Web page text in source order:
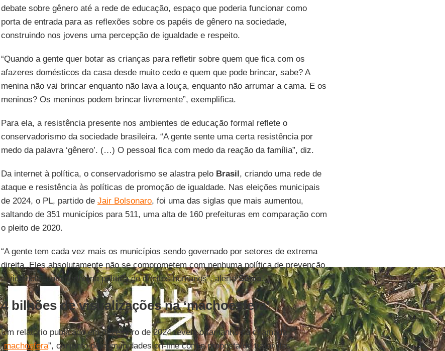
debate sobre gênero até a rede de educação, espaço que poderia funcionar como
porta de entrada para as reflexões sobre os papéis de gênero na sociedade,
construindo nos jovens uma percepção de igualdade e respeito.
“Quando a gente quer botar as crianças para refletir sobre quem que fica com os
afazeres domésticos da casa desde muito cedo e quem que pode brincar, sabe? A
menina não vai brincar enquanto não lava a louça, enquanto não arrumar a cama. E os
meninos? Os meninos podem brincar livremente”, exemplifica.
Para ela, a resistência presente nos ambientes de educação formal reflete o
conservadorismo da sociedade brasileira. “A gente sente uma certa resistência por
medo da palavra ‘gênero’. (…) O pessoal fica com medo da reação da família”, diz.
Da internet à política, o conservadorismo se alastra pelo Brasil, criando uma rede de
ataque e resistência às políticas de promoção de igualdade. Nas eleições municipais
de 2024, o PL, partido de Jair Bolsonaro, foi uma das siglas que mais aumentou,
saltando de 351 municípios para 511, uma alta de 160 prefeituras em comparação com
o pleito de 2020.
“A gente tem cada vez mais os municípios sendo governado por setores de extrema
direita. Eles absolutamente não se comprometem com nenhuma política de prevenção
à violência, com nenhuma política de direitos humanos”, alertaSônia .
4 bilhões de visualizações na ‘machoesfera’
Um relatório publicado em dezembro de 2024 revela o tamanho da chamada
“machosfera”, conjunto de comunidades on-line com a proposta de tratar das